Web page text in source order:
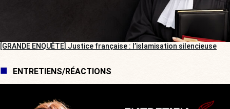
[GRANDE ENQUÊTE] Justice française : l’islamisation silencieuse
ENTRETIENS/RÉACTIONS